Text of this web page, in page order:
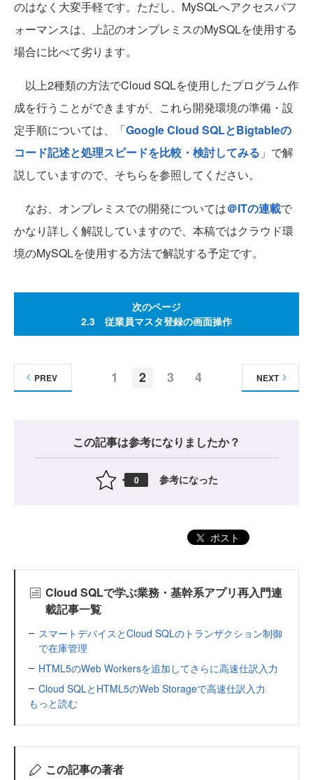
のはなく大変手軽です。ただし、MySQLへアクセスパフ
ォーマンスは、上記のオンプレミスのMySQLを使用する
場合に比べて劣ります。
以上2種類の方法でCloud SQLを使用したプログラム作
成を行うことができますが、これら開発環境の準備・設
定手順については、「Google Cloud SQLとBigtableの
コード記述と処理スピードを比較・検討してみる 」で解
説していますので、そちらを参照してください。
なお、オンプレミスでの開発については＠ITの連載で
かなり詳しく解説していますので、本稿ではクラウド環
境のMySQLを使用する方法で解説する予定です。
次のページ
2.3 従業員マスタ登録の画面操作
1 2 3 4
PREV NEXT
この記事は参考になりましたか？
0 参考になった
ポスト
Cloud SQLで学ぶ業務・基幹系アプリ再入門連
載記事一覧
スマートデバイスとCloud SQLのトランザクション制御
で在庫管理
HTML5のWeb Workersを追加してさらに高速仕訳入力
Cloud SQLとHTML5のWeb Storageで高速仕訳入力
もっと読む
この記事の著者